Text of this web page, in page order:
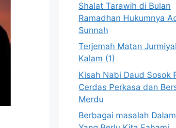
Shalat Tarawih di Bulan
Ramadhan Hukumnya
Sunnah
Terjemah Matan
Kalam (1)
Kisah Nabi Daud Sosok
Cerdas Perkasa dan
Merdu
Berbagai masalah